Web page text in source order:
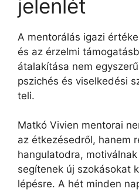
jelenlét
A mentorálás igazi
és az érzelmi
átalakítása nem
pszichés és viselkedési
teli.
Matkó Vivien mentorai
az étkezésedről, hanem
hangulatodra,
segítenek új szokásokat
lépésre. A hét minden